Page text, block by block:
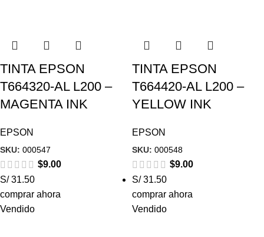
TINTA EPSON
T664320-AL L200 –
MAGENTA INK
EPSON
SKU: 000547
$9.00
S/ 31.50
comprar ahora
TINTA EPSON
T664420-AL L200 –
YELLOW INK
EPSON
SKU: 000548
$9.00
S/ 31.50
comprar ahora
Vendido
Vendido